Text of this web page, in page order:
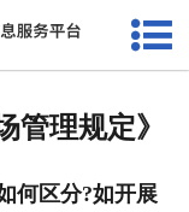
站首页
管理规定》
何区分?如开展